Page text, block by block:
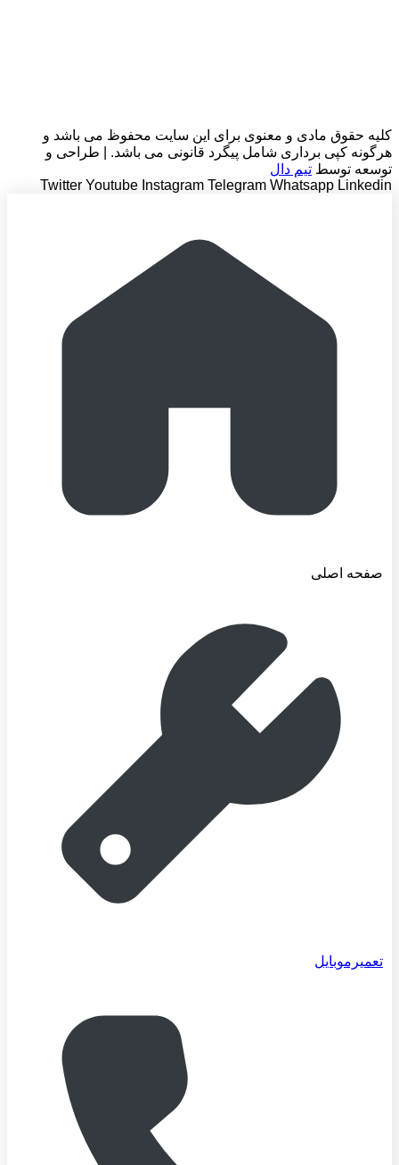
کلیه حقوق مادی و معنوی برای این سایت محفوظ می باشد و
هرگونه کپی برداری شامل پیگرد قانونی می باشد. | طراحی و
توسعه توسط تیم دال
Twitter Youtube Instagram Telegram Whatsapp Linkedin
صفحه اصلی
تعمیرموبایل